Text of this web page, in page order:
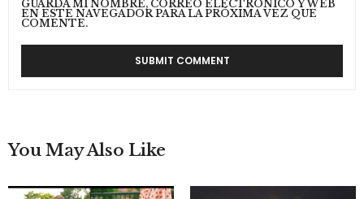
GUARDA MI NOMBRE, CORREO ELECTRÓNICO Y WEB
EN ESTE NAVEGADOR PARA LA PRÓXIMA VEZ QUE
COMENTE.
You May Also Like